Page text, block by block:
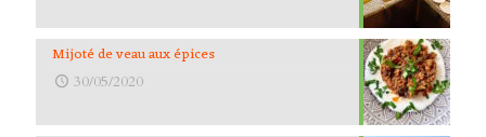
Mijoté de veau aux épices
30/05/2020